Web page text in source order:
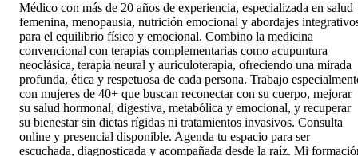
Médico con más de 20 años de experiencia, especializada en salud
femenina, menopausia, nutrición emocional y abordajes
para el equilibrio físico y emocional. Combino la medicina
convencional con terapias complementarias como acupuntura
neoclásica, terapia neural y auriculoterapia, ofreciendo una mirada
profunda, ética y respetuosa de cada persona. Trabajo
con mujeres de 40+ que buscan reconectar con su cuerpo, mejorar
su salud hormonal, digestiva, metabólica y emocional, y recuperar
su bienestar sin dietas rígidas ni tratamientos invasivos. Consulta
online y presencial disponible. Agenda tu espacio para ser
escuchada, diagnosticada y acompañada desde la raíz. Mi